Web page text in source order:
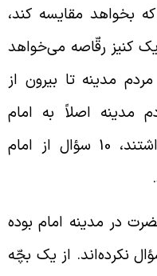
مقایسه کند،
کنیز رقّاصه می‌خواهد
مدینه تا بیرون از
مدینه اصلاً به امام
حسین (علیه السّلام) توجّه نداشتند، 10 سؤال از امام
در مدینه امام بوده
منابع را ببینید، 10 سؤال نکرده‌اند. از یک بچّه